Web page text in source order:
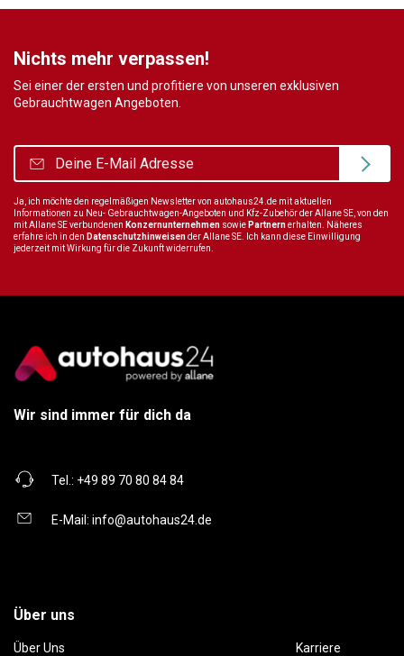
Nichts mehr verpassen!
Sei einer der ersten und profitiere von unseren exklusiven
Gebrauchtwagen Angeboten.
Ja, ich möchte den regelmäßigen Newsletter von autohaus24.de mit aktuellen
Informationen zu Neu- Gebrauchtwagen-Angeboten und Kfz-Zubehör der Allane SE, von den
mit Allane SE verbundenen Konzernunternehmen sowie Partnernerhalten. Näheres
erfahre ich in den Datenschutzhinweisender Allane SE. Ich kann diese Einwilligung
jederzeit mit Wirkung für die Zukunft widerrufen.
Wir sind immer für dich da
Tel.: +49 89 70 80 84 84
E-Mail: info@autohaus24.de
Über uns
Über Uns Karriere